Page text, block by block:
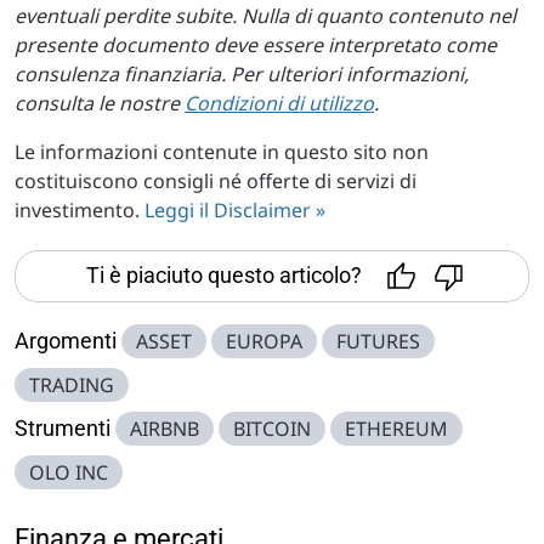
eventuali perdite subite. Nulla di quanto contenuto nel
presente documento deve essere interpretato come
consulenza finanziaria. Per ulteriori informazioni,
consulta le nostre Condizioni di utilizzo.
Le informazioni contenute in questo sito non
costituiscono consigli né offerte di servizi di
investimento. Leggi il Disclaimer »
Ti è piaciuto questo articolo?
Argomenti ASSET EUROPA
FUTURES
TRADING
Strumenti AIRBNB BITCOIN
ETHEREUM
OLO INC
Finanza e mercati